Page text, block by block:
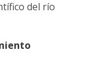
del río